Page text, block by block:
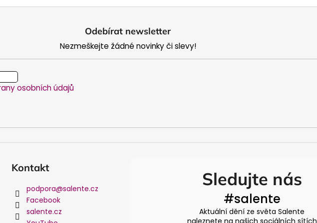
Odebírat newsletter
Nezmeškejte žádné novinky či slevy!
osobních údajů
Kontakt
podpora@salente.cz
Facebook
salente.cz
Sledujte nás
#salente
Aktuální dění ze světa Salente
naleznete na našich sociálních sítích